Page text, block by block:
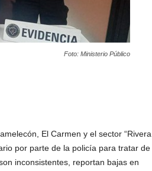
Foto: Ministerio Público
El Carmen y el sector “Rivera
por parte de la policía para tratar de
inconsistentes, reportan bajas en